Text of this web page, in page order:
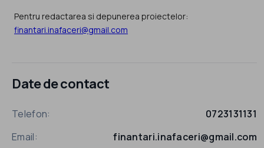
Pentru redactarea si depunerea proiectelor:
finantari.inafaceri@gmail.com
Date de contact
Telefon:
0723131131
Email:
finantari.inafaceri@gmail.com